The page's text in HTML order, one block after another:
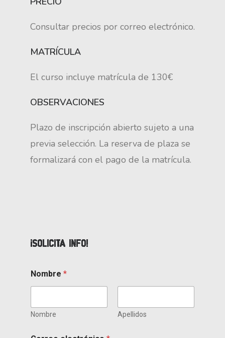
Consultar precios por correo electrónico.
MATRÍCULA
El curso incluye matrícula de 130€
OBSERVACIONES
Plazo de inscripción abierto sujeto a una
previa selección. La reserva de plaza se
formalizará con el pago de la matrícula.
¡Solicita info!
Nombre *
Nombre Apellidos